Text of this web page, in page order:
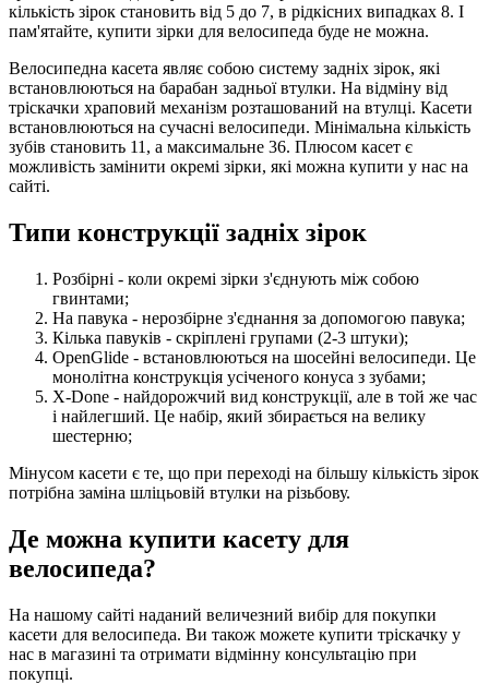
кількість зірок становить від 5 до 7, в рідкісних випадках 8. І
пам'ятайте, купити зірки для велосипеда буде не можна.
Велосипедна касета являє собою систему задніх зірок, які
встановлюються на барабан задньої втулки. На відміну від
тріскачки храповий механізм розташований на втулці. Касети
встановлюються на сучасні велосипеди. Мінімальна кількість
зубів становить 11, а максимальне 36. Плюсом касет є
можливість замінити окремі зірки, які можна купити у нас на
сайті.
Типи конструкції задніх зірок
Розбірні - коли окремі зірки з'єднують між собою
гвинтами;
На павука - нерозбірне з'єднання за допомогою павука;
Кілька павуків - скріплені групами (2-3 штуки);
OpenGlide - встановлюються на шосейні велосипеди. Це
монолітна конструкція усіченого конуса з зубами;
X-Done - найдорожчий вид конструкції, але в той же час
і найлегший. Це набір, який збирається на велику
шестерню;
Мінусом касети є те, що при переході на більшу кількість зірок
потрібна заміна шліцьовій втулки на різьбову.
Де можна купити касету для
велосипеда?
На нашому сайті наданий величезний вибір для покупки
касети для велосипеда. Ви також можете купити тріскачку у
нас в магазині та отримати відмінну консультацію при
покупці.